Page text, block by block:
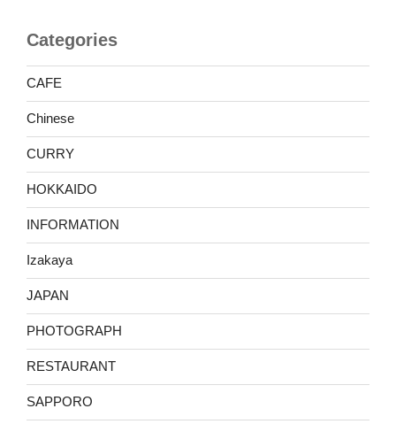
Categories
CAFE
Chinese
CURRY
HOKKAIDO
INFORMATION
Izakaya
JAPAN
PHOTOGRAPH
RESTAURANT
SAPPORO